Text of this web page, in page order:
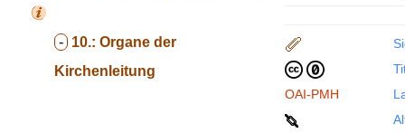
- 10.: Organe der
Kirchenleitung
OAI-PMH